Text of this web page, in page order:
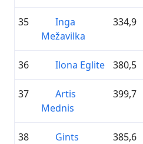
35
Inga
Mežavilka
334,9
36 Ilona Eglite 380,5
37
Artis
Mednis
399,7
38
Gints
385,6